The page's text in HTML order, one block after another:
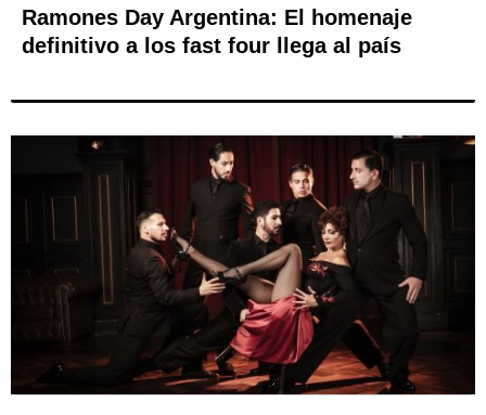
Ramones Day Argentina: El homenaje
definitivo a los fast four llega al país